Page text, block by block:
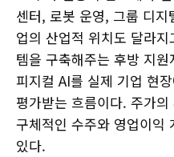
센터, 로봇 운영, 그룹 디
업의 산업적 위치도 달라
템을 구축해주는 후방 지
피지컬 AI를 실제 기업 현
평가받는 흐름이다. 주가
구체적인 수주와 영업이익
있다.